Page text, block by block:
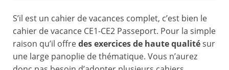
S’il est un cahier de vacances complet, c’est bien le
cahier de vacance CE1-CE2 Passeport. Pour la simple
raison qu’il offredes exercices de haute qualitésur
une large panoplie de thématique. Vous n’aurez